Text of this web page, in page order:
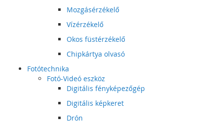
Mozgásérzékelő
Vízérzékelő
Okos füstérzékelő
Chipkártya olvasó
Fotótechnika
Fotó-Videó eszköz
Digitális fényképezőgép
Digitális képkeret
Drón